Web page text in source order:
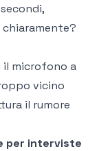
chiaramente?
il microfono a
vicino
il rumore
per interviste